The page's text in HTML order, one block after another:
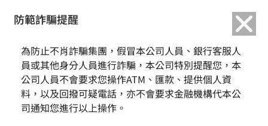
環球晶圓發行新股與兆遠科技進行股份轉換
防範詐騙提醒
為防止不肖詐騙集團，假冒本公司人員、銀行客服人
員或其他身分人員進行詐騙，本公司特別提醒您，本
公司人員不會要求您操作ATM、匯款、提供個人資
料，以及回撥可疑電話，亦不會要求金融機構代本公
司通知您進行以上操作。